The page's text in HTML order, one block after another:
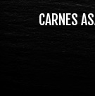
CARNES